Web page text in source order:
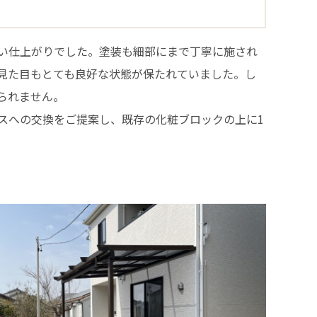
上がりでした。塗装も細部にまで丁寧に施され
目もとても良好な状態が保たれていました。し
ません。
の交換をご提案し、既存の化粧ブロックの上に1